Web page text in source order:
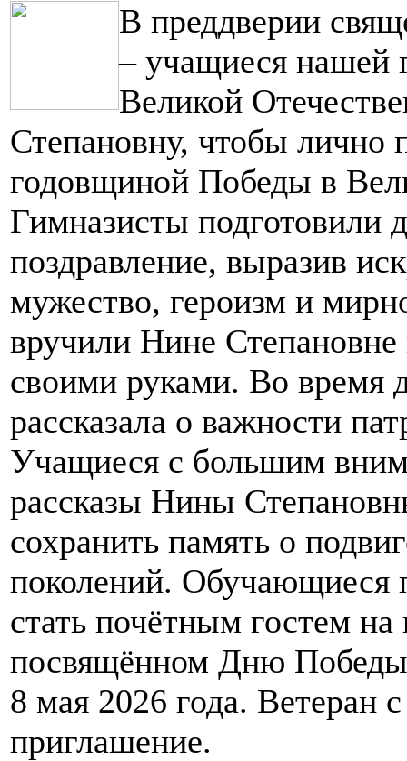
В преддверии
– учащиеся нашей
Великой
Степановну, чтобы лично
годовщиной Победы в
Гимназисты подготовили
поздравление, выразив
мужество, героизм и
вручили Нине
своими руками. Во время
рассказала о важности
Учащиеся с большим
рассказы Нины
сохранить память о
поколений. Обучающиеся
стать почётным гостем
посвящённом Дню
8 мая 2026 года. Ветеран
приглашение.